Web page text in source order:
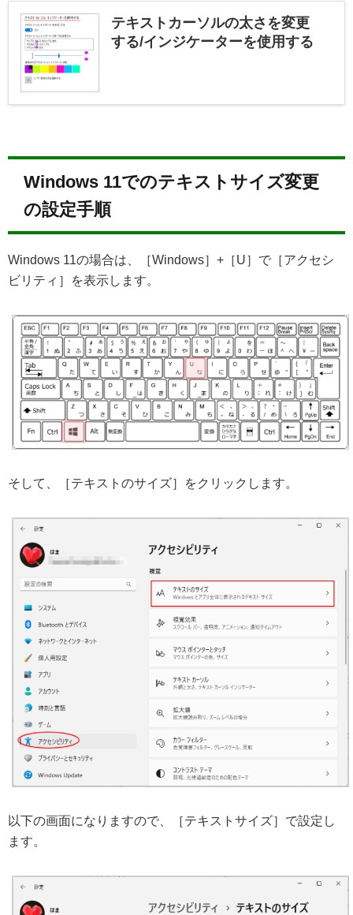
テキストカーソルの太さを変更
する/インジケーターを使用する
Windows 11でのテキストサイズ変更
の設定手順
Windows 11の場合は、［Windows］+［U］で［アクセシ
ビリティ］を表示します。
そして、［テキストのサイズ］をクリックします。
以下の画面になりますので、［テキストサイズ］で設定し
ます。